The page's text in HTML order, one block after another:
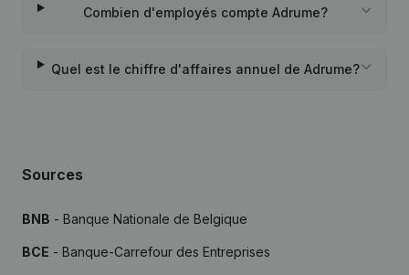
Combien d'employés compte Adrume?
Quel est le chiffre d'affaires annuel de Adrume?
Sources
BNB - Banque Nationale de Belgique
BCE - Banque-Carrefour des Entreprises